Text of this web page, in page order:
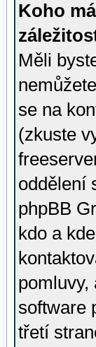
Koho
Měli
se na
(zkuste
oddělení
phpBB
kdo a
pomluvy,
software
třetí